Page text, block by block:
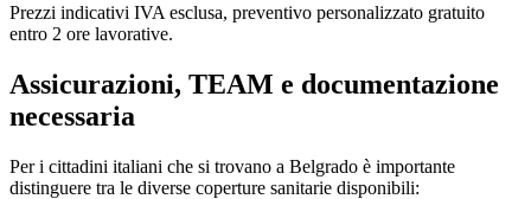
Prezzi indicativi IVA esclusa, preventivo personalizzato gratuito
entro 2 ore lavorative.
Assicurazioni, TEAM e documentazione
necessaria
Per i cittadini italiani che si trovano a Belgrado è importante
distinguere tra le diverse coperture sanitarie disponibili: